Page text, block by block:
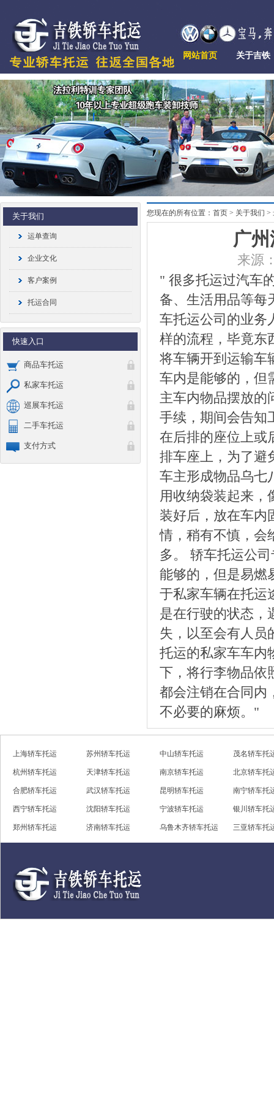
网站首页 关于吉铁
关于我们
运单查询
企业文化
客户案例
托运合同
快速入口
商品车托运
私家车托运
巡展车托运
二手车托运
支付方式
您现在的所有位置：首页 > 关于我们 >
广
来源
" 很多托运过汽车
备、生活用品等每
车托运公司的业务
样的流程，毕竟东
将车辆开到运输车
车内是能够的，但
主车内物品摆放的
手续，期间会告知
在后排的座位上或
排车座上，为了避
车主形成物品乌七
用收纳袋装起来，
装好后，放在车内
情，稍有不慎，会
多。 轿车托运公
能够的，但是易燃
于私家车辆在托运
是在行驶的状态，
失，以至会有人员
托运的私家车车内
下，将行李物品依
都会注销在合同内
不必要的麻烦。"
上海轿车托运 苏州轿车托运 中山轿车托运 茂名轿车托
杭州轿车托运 天津轿车托运 南京轿车托运 北京轿车托
合肥轿车托运 武汉轿车托运 昆明轿车托运 南宁轿车托
西宁轿车托运 沈阳轿车托运 宁波轿车托运 银川轿车托
郑州轿车托运 济南轿车托运 乌鲁木齐轿车托运 三亚轿车托